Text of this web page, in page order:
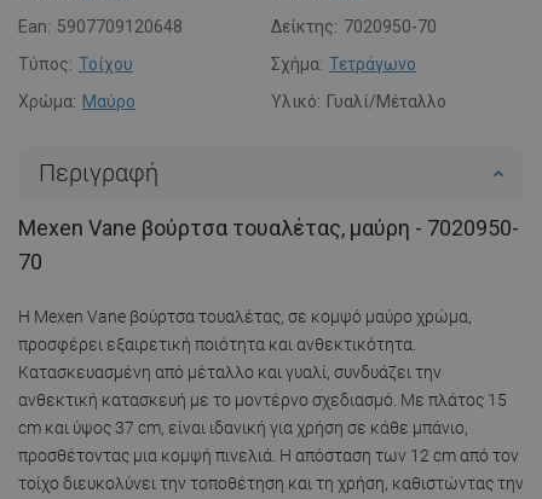
Ean: 5907709120648 Δείκτης: 7020950-70
Τύπος: Τοίχου Σχήμα: Τετράγωνο
Χρώμα: Μαύρο Υλικό: Γυαλί/Μέταλλο
Περιγραφή
Mexen Vane βούρτσα τουαλέτας, μαύρη - 7020950-
70
Η Mexen Vane βούρτσα τουαλέτας, σε κομψό μαύρο χρώμα,
προσφέρει εξαιρετική ποιότητα και ανθεκτικότητα.
Κατασκευασμένη από μέταλλο και γυαλί, συνδυάζει την
ανθεκτική κατασκευή με το μοντέρνο σχεδιασμό. Με πλάτος 15
cm και ύψος 37 cm, είναι ιδανική για χρήση σε κάθε μπάνιο,
προσθέτοντας μια κομψή πινελιά. Η απόσταση των 12 cm από τον
τοίχο διευκολύνει την τοποθέτηση και τη χρήση, καθιστώντας την